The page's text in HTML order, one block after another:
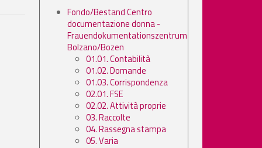
Fondo/Bestand Centro
documentazione donna -
Frauendokumentationszentrum
Bolzano/Bozen
01.01. Contabilità
01.02. Domande
01.03. Corrispondenza
02.01. FSE
02.02. Attività proprie
03. Raccolte
04. Rassegna stampa
05. Varia